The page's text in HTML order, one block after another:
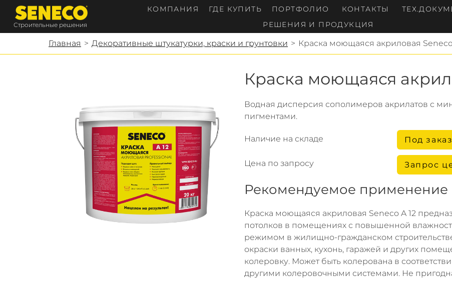
Строительные решения
КОМПАНИЯ ГДЕ КУПИТЬ ПОРТФОЛИО КОНТАКТЫ
РЕШЕНИЯ И ПРОДУКЦИЯ
Главная > Декоративные штукатурки, краски и грунтовки > Краска моющаяся акриловая Seneco
Краска моющаяся
Водная дисперсия сополимеров акрилатов с
пигментами.
Наличие на складе Под заказ
Цена по запросу Запрос
Рекомендуемое применение
Краска моющаяся акриловая Seneco A 12
потолков в помещениях с повышенной
режимом в жилищно-гражданском
окраски ванных, кухонь, гаражей и других
колеровку. Может быть колерована в
другими колеровочными системами. Не